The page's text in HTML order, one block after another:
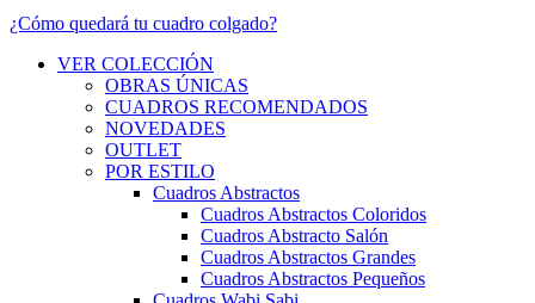
¿Cómo quedará tu cuadro colgado?
VER COLECCIÓN
OBRAS ÚNICAS
CUADROS RECOMENDADOS
NOVEDADES
OUTLET
POR ESTILO
Cuadros Abstractos
Cuadros Abstractos Coloridos
Cuadros Abstracto Salón
Cuadros Abstractos Grandes
Cuadros Abstractos Pequeños